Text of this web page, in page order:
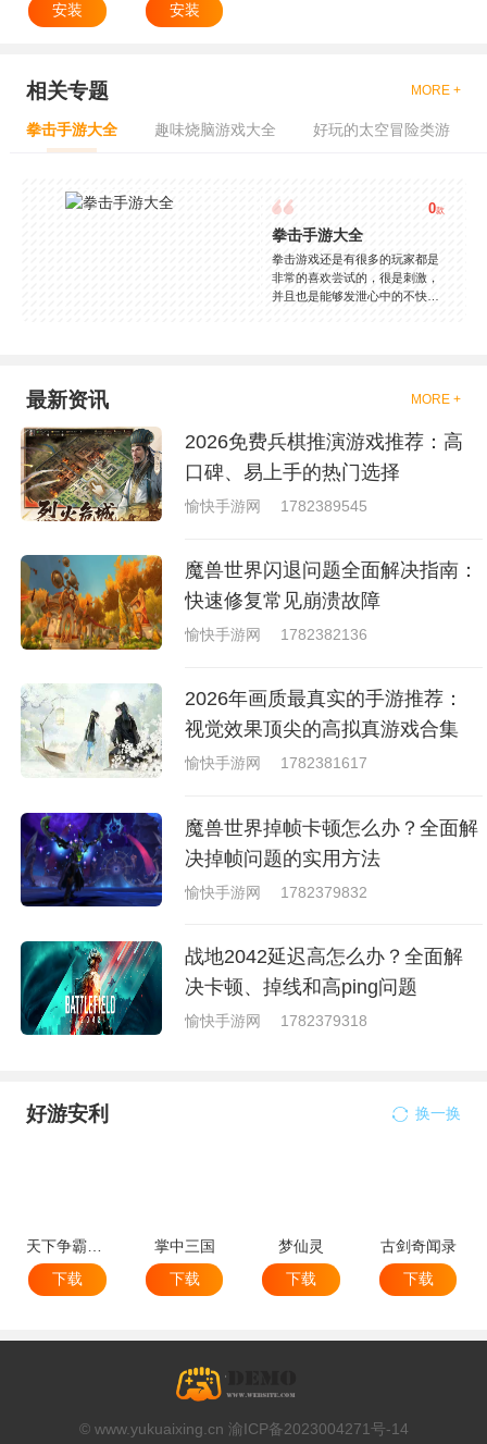
安装
安装
相关专题 MORE +
拳击手游大全 趣味烧脑游戏大全 好玩的太空冒险类游
0款
拳击手游大全
拳击游戏还是有很多的玩家都是
非常的喜欢尝试的，很是刺激，
并且也是能够发泄心中的不快
够去进行体验的，我们也是能够
就是收集了一些有意思的拳击游
戏，相信你们一定会喜欢的。
最新资讯 MORE +
2026免费兵棋推演游戏推荐：高
口碑、易上手的热门选择
愉快手游网 1782389545
魔兽世界闪退问题全面解决指南：
快速修复常见崩溃故障
愉快手游网 1782382136
2026年画质最真实的手游推荐：
视觉效果顶尖的高拟真游戏合集
愉快手游网 1782381617
魔兽世界掉帧卡顿怎么办？全面解
决掉帧问题的实用方法
愉快手游网 1782379832
战地2042延迟高怎么办？全面解
决卡顿、掉线和高ping问题
愉快手游网 1782379318
好游安利 换一换
天下争霸三国志
下载
掌中三国
下载
梦仙灵
下载
古剑奇闻录
下载
© www.yukuaixing.cn 渝ICP备2023004271号-14